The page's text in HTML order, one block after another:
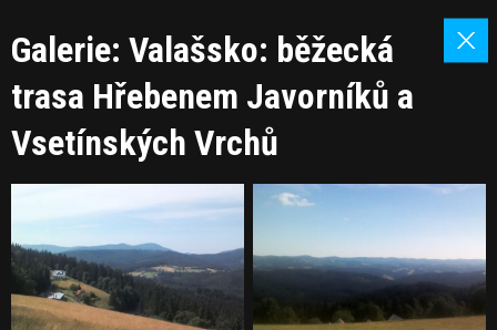
Galerie: Valašsko: běžecká
trasa Hřebenem Javorníků a
Vsetínských Vrchů